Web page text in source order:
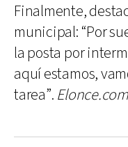
Finalmente,
municipal: “Por
la posta por
aquí estamos,
tarea”. Elonce.com